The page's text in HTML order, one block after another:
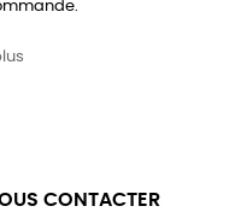
CONTACTER